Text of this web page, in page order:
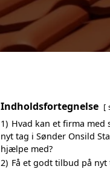
Indholdsfortegnelse
1) Hvad kan et firma med
nyt tag i Sønder Onsild
hjælpe med?
2) Få et godt tilbud på nyt